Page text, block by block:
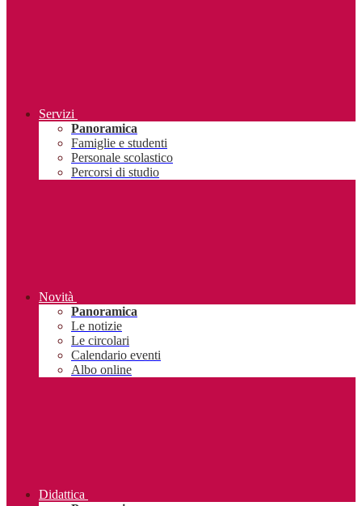
Servizi
Panoramica
Famiglie e studenti
Personale scolastico
Percorsi di studio
Novità
Panoramica
Le notizie
Le circolari
Calendario eventi
Albo online
Didattica